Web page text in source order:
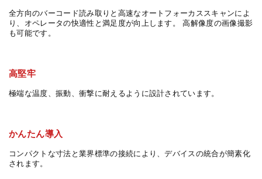
全方向のバーコード読み取りと高速なオートフォーカススキャンによ
り、オペレータの快適性と満足度が向上します。 高解像度の画像撮影
も可能です。
高堅牢
極端な温度、振動、衝撃に耐えるように設計されています。
かんたん導入
コンパクトな寸法と業界標準の接続により、デバイスの統合が簡素化
されます。